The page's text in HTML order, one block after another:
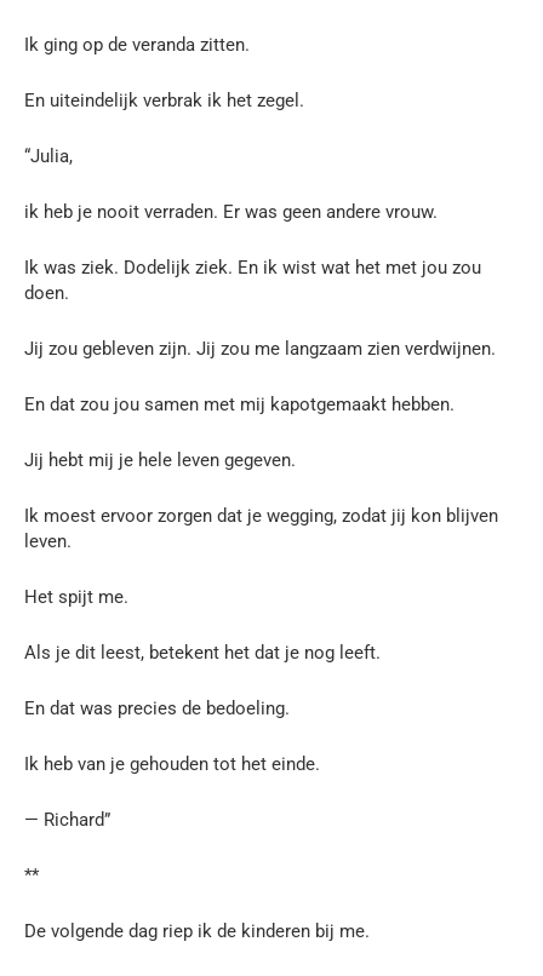
Ik ging op de veranda zitten.
En uiteindelijk verbrak ik het zegel.
“Julia,
ik heb je nooit verraden. Er was geen andere vrouw.
Ik was ziek. Dodelijk ziek. En ik wist wat het met jou zou
doen.
Jij zou gebleven zijn. Jij zou me langzaam zien verdwijnen.
En dat zou jou samen met mij kapotgemaakt hebben.
Jij hebt mij je hele leven gegeven.
Ik moest ervoor zorgen dat je wegging, zodat jij kon blijven
leven.
Het spijt me.
Als je dit leest, betekent het dat je nog leeft.
En dat was precies de bedoeling.
Ik heb van je gehouden tot het einde.
— Richard”
**
De volgende dag riep ik de kinderen bij me.